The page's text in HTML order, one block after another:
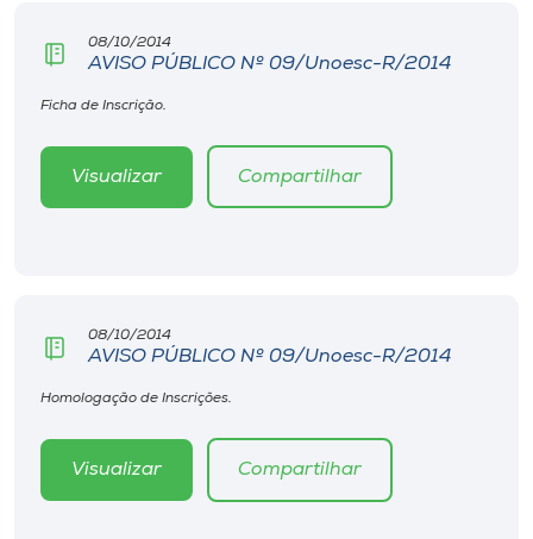
Selecione
o idioma
08/10/2014
AVISO PÚBLICO Nº 09/Unoesc-R/2014
Ficha de Inscrição.
Visualizar Compartilhar
08/10/2014
AVISO PÚBLICO Nº 09/Unoesc-R/2014
Homologação de Inscrições.
Visualizar Compartilhar